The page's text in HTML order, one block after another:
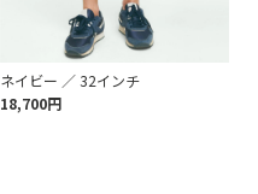
ネイビー ／ 32インチ
18,700円